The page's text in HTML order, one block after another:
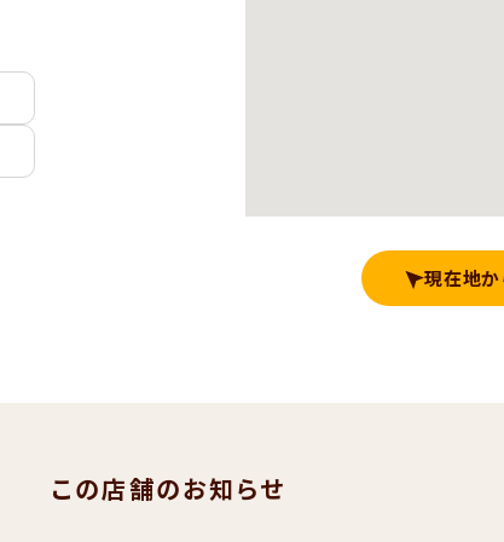
現在地
この店舗のお知らせ